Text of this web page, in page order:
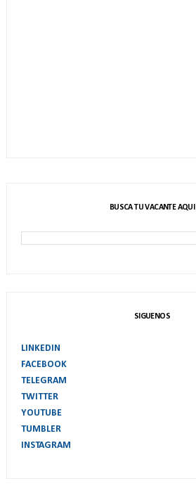
BUSCA TU VACANTE AQUI
SIGUENOS
LINKEDIN
FACEBOOK
TELEGRAM
TWITTER
YOUTUBE
TUMBLER
INSTAGRAM